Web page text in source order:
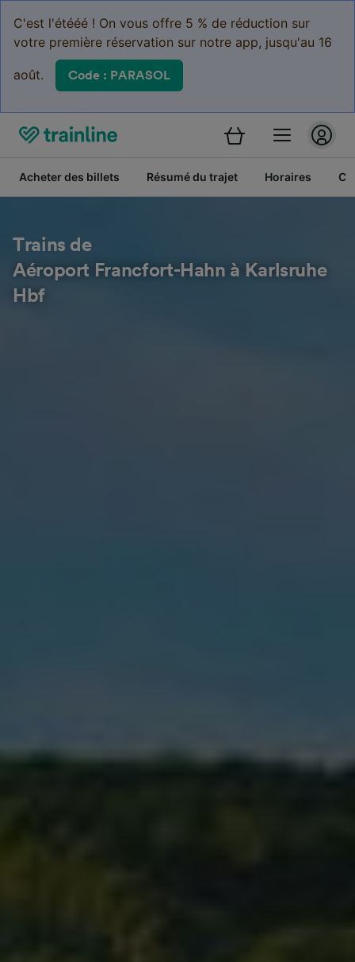
C'est l'étééé ! On vous offre 5 % de réduction sur
votre première réservation sur notre app, jusqu'au 16
août. Code : PARASOL
Acheter des billets Résumé du trajet Horaires
Trains de
Aéroport Francfort-Hahn à Karlsruhe
Hbf